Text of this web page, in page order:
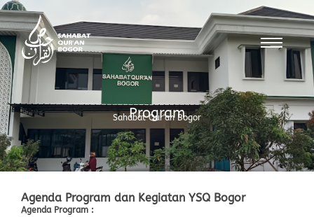
Program
Sahabat Qur'an Bogor
Agenda Program dan Kegiatan YSQ Bogor
Agenda Program :